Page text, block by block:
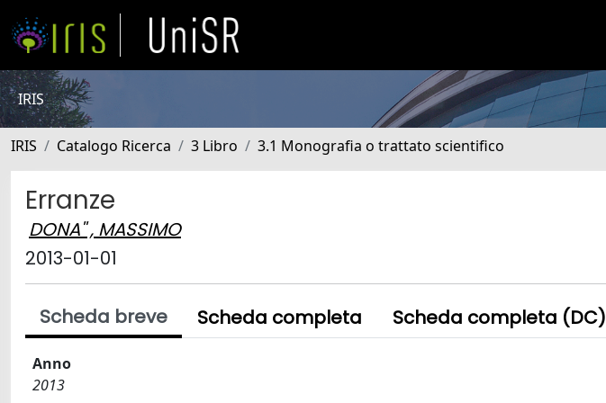
IRIS
IRIS Catalogo Ricerca 3 Libro 3.1 Monografia o trattato scientifico
Erranze
DONA'' , MASSIMO
2013-01-01
Scheda breve Scheda completa Scheda completa (DC)
Anno
2013